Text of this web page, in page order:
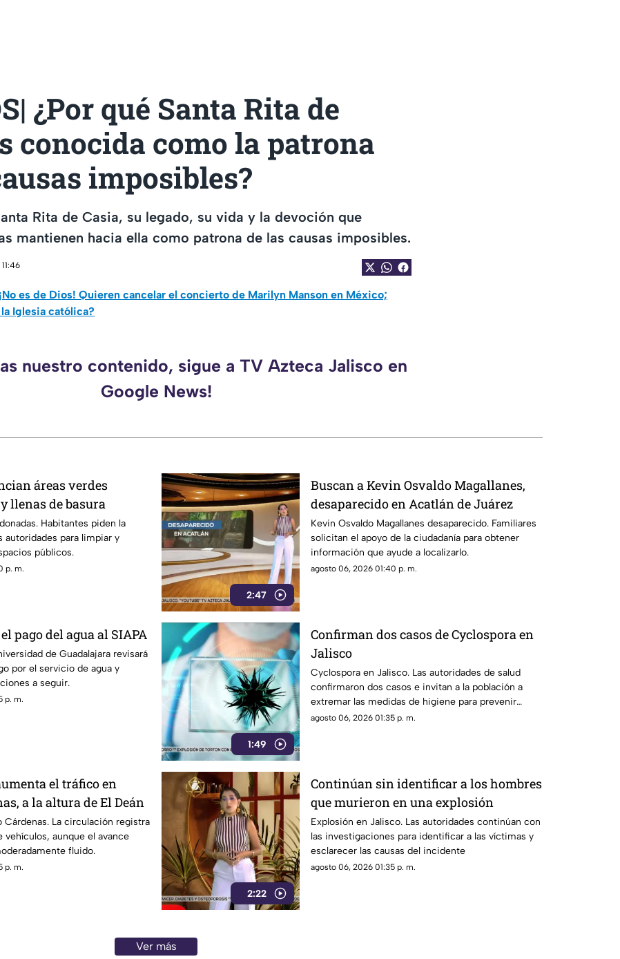
¿Por qué Santa Rita de
conocida como la patrona
imposibles?
Rita de Casia, su legado, su vida y la devoción que
mantienen hacia ella como patrona de las causas imposibles.
¡No es de Dios! Quieren cancelar el concierto de Marilyn Manson en México;
Iglesia católica?
nuestro contenido, sigue a TV Azteca Jalisco en
Google News!
áreas verdes
llenas de basura
Habitantes piden la
autoridades para limpiar y
públicos.
p. m.
2:47
Buscan a Kevin Osvaldo Magallanes,
desaparecido en Acatlán de Juárez
Kevin Osvaldo Magallanes desaparecido. Familiares
solicitan el apoyo de la ciudadanía para obtener
información que ayude a localizarlo.
agosto 06, 2026 01:40 p. m.
pago del agua al SIAPA
de Guadalajara revisará
por el servicio de agua y
a seguir.
p. m.
1:49
Confirman dos casos de Cyclospora en
Jalisco
Cyclospora en Jalisco. Las autoridades de salud
confirmaron dos casos e invitan a la población a
extremar las medidas de higiene para prevenir
contagios.
agosto 06, 2026 01:35 p. m.
el tráfico en
a la altura de El Deán
Cárdenas. La circulación registra
vehículos, aunque el avance
fluido.
p. m.
2:22
Continúan sin identificar a los hombres
que murieron en una explosión
Explosión en Jalisco. Las autoridades continúan con
las investigaciones para identificar a las víctimas y
esclarecer las causas del incidente
agosto 06, 2026 01:35 p. m.
Ver más